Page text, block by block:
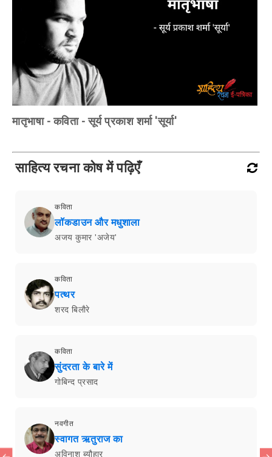
मातृभाषा - कविता - सूर्य प्रकाश शर्मा 'सूर्या'
साहित्य रचना कोष में पढ़िएँ
कविता
लॉकडाउन और मधुशाला
अजय कुमार 'अजेय'
कविता
पत्थर
शरद बिलाैरे
कविता
सुंदरता के बारे में
गोबिन्द प्रसाद
नवगीत
स्वागत ऋतुराज का
अविनाश ब्यौहार